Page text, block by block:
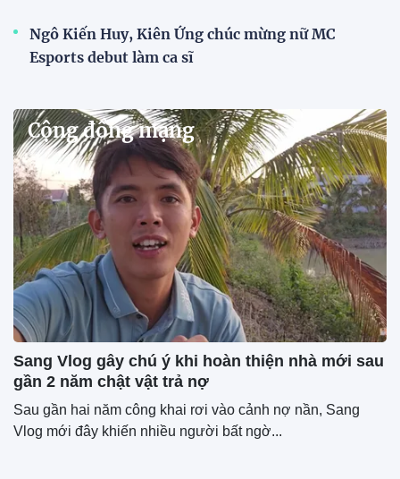
Ngô Kiến Huy, Kiên Ứng chúc mừng nữ MC
Esports debut làm ca sĩ
Cộng đồng mạng
Sang Vlog gây chú ý khi hoàn thiện nhà mới sau
gần 2 năm chật vật trả nợ
Sau gần hai năm công khai rơi vào cảnh nợ nần, Sang
Vlog mới đây khiến nhiều người bất ngờ...